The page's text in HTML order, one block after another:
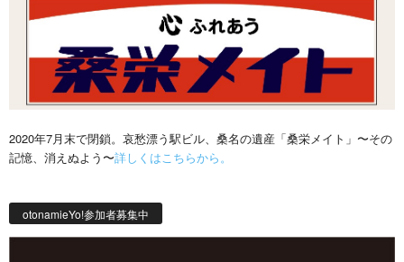
2020年7月末で閉鎖。哀愁漂う駅ビル、桑名の遺産「桑栄メイト」〜その
記憶、消えぬよう〜詳しくはこちらから。
otonamieYo!参加者募集中